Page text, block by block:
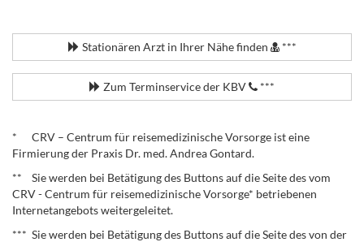
Stationären Arzt in Ihrer Nähe finden ***
Zum Terminservice der KBV ***
* CRV – Centrum für reisemedizinische Vorsorge ist eine
Firmierung der Praxis Dr. med. Andrea Gontard.
** Sie werden bei Betätigung des Buttons auf die Seite des vom
CRV - Centrum für reisemedizinische Vorsorge* betriebenen
Internetangebots weitergeleitet.
*** Sie werden bei Betätigung des Buttons auf die Seite des von der